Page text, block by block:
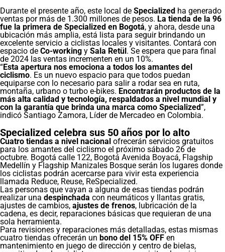
Durante el presente año, este local de Specialized ha generado
ventas por más de 1.300 millones de pesos. La tienda de la 96
fue la primera de Specialized en Bogotá, y ahora, desde una
ubicación más amplia, está lista para seguir brindando un
excelente servicio a ciclistas locales y visitantes. Contará con
espacio de Co-working y Sala Retül. Se espera que para final
de 2024 las ventas incrementen en un 10%.
“Esta apertura nos emociona a todos los amantes del
ciclismo. Es un nuevo espacio para que todos puedan
equiparse con lo necesario para salir a rodar sea en ruta,
montaña, urbano o turbo e-bikes. Encontrarán productos de la
más alta calidad y tecnología, respaldados a nivel mundial y
con la garantía que brinda una marca como Specialized”,
indicó Santiago Zamora, Líder de Mercadeo en Colombia.
Specialized celebra sus 50 años por lo alto
Cuatro tiendas a nivel nacional ofrecerán servicios gratuitos
para los amantes del ciclismo el próximo sábado 26 de
octubre. Bogotá calle 122, Bogotá Avenida Boyacá, Flagship
Medellín y Flagship Manizales Bosque serán los lugares donde
los ciclistas podrán acercarse para vivir esta experiencia
llamada Reduce, Reuse, ReSpecialized.
Las personas que vayan a alguna de esas tiendas podrán
realizar una despinchada con neumáticos y llantas gratis,
ajustes de cambios, ajustes de frenos, lubricación de la
cadena, es decir, reparaciones básicas que requieran de una
sola herramienta.
Para revisiones y reparaciones más detalladas, estas mismas
cuatro tiendas ofrecerán un bono del 15% OFF en
mantenimiento en juego de dirección y centro de bielas,